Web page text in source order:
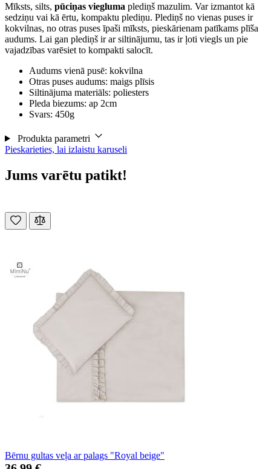
Mīksts, silts, pūciņas viegluma plediņš mazulim. Var izmantot kā
sedziņu vai kā ērtu, kompaktu plediņu. Plediņš no vienas puses ir
kokvilnas, no otras puses īpaši mīksts, pieskārienam patīkams plīša
audums. Lai gan plediņš ir ar siltinājumu, tas ir ļoti viegls un pie
vajadzības varēsiet to kompakti salocīt.
Audums vienā pusē: kokvilna
Otras puses audums: maigs plīsis
Siltinājuma materiāls: poliesters
Pleda biezums: ap 2cm
Svars: 450g
Produkta parametri
Pieskarieties, lai izlaistu karuseli
Jums varētu patikt!
Bērnu gultas veļa ar palags "Royal beige"